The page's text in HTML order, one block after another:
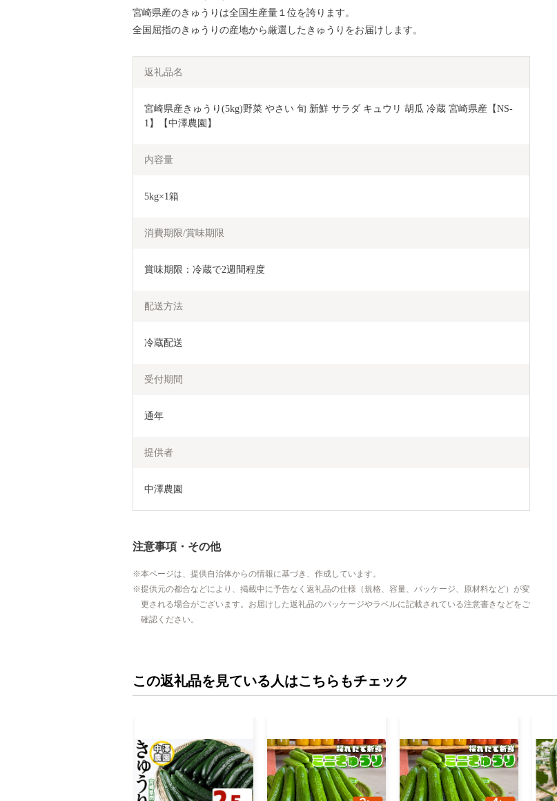
宮崎県産のきゅうりは全国生産量１位を誇ります。
全国屈指のきゅうりの産地から厳選したきゅうりをお届けします。
返礼品名
宮崎県産きゅうり(5kg)野菜 やさい 旬 新鮮 サラダ キュウリ 胡瓜 冷蔵 宮崎県産【NS-
1】【中澤農園】
内容量
5kg×1箱
消費期限/賞味期限
賞味期限：冷蔵で2週間程度
配送方法
冷蔵配送
受付期間
通年
提供者
中澤農園
注意事項・その他
本ページは、提供自治体からの情報に基づき、作成しています。
提供元の都合などにより、掲載中に予告なく返礼品の仕様（規格、容量、パッケージ、原材料など）が変
更される場合がございます。お届けした返礼品のパッケージやラベルに記載されている注意書きなどをご
確認ください。
この返礼品を見ている人はこちらもチェック